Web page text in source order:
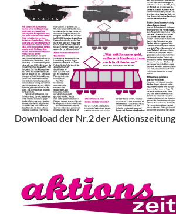
Download der Nr.2 der Aktionszeitung